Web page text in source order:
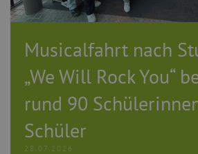
Musicalfahrt nach
„We Will Rock You“
rund 90
Schüler
28.07.2026